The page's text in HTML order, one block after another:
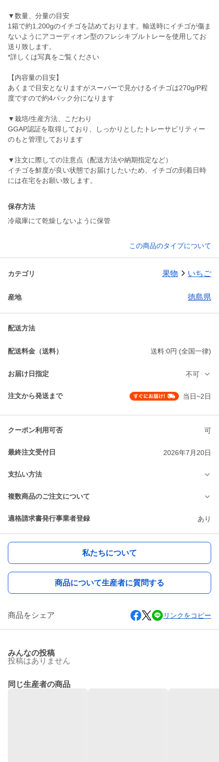
▼数量、分量の目安
1箱で約1,200gのイチゴを詰めております。輸送時にイチゴが傷ま
ないようにアコーディオン型のフレシキブルトレーを使用してお
送り致します。
*詳しくは写真をご覧ください
【内容量の目安】
あくまで目安となりますがスーパーで見かけるイチゴは270g/P程
度ですので約4パック分になります
▼栽培/生産方法、こだわり
GGAP認証を取得しており、しっかりとしたトレーサビリティー
のもと管理しております
▼注文に際しての注意点（配送方法や納期指定など）
イチゴを鮮度が良い状態でお届けしたいため、イチゴの到着日時
には在宅をお願い致します。
保存方法
冷蔵庫にて乾燥しないように保管
この商品のタイプについて
カテゴリ 果物 いちご
産地 徳島県
配送方法
配送料金（送料） 送料:0円 (全国一律)
お届け日指定 不可
注文から発送まで 当日~2日
クーポン利用可否 可
最終注文受付日 2026年7月20日
支払い方法
複数商品のご注文について
適格請求書発行事業者登録 あり
私たちについて
商品について生産者に質問する
商品をシェア リンクをコピー
みんなの投稿
投稿はありません
同じ生産者の商品